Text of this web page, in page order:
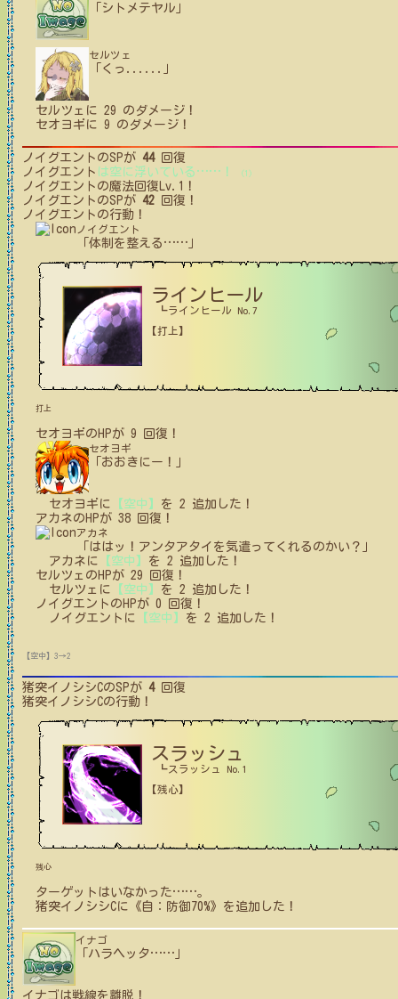
「シトメテヤル」
セルツェ
「くっ......」
セルツェ に 29 のダメージ！
セオヨギ に 9 のダメージ！
ノイグエント のSPが 44回復
ノイグエント は空に浮いている …… ！ (1)
ノイグエント の魔法回復Lv.1！
ノイグエント のSPが 42 回復！
ノイグエント の行動！
ノイグエント
「体制を整える ……
ラインヒール
┗ラインヒール No.7
【打上】
打上
セオヨギの HPが 9 回復！
セオヨギ
「おおきにー！」
セオヨギ に 【空中】 を 2 追加した！
アカネの HPが 38 回復！
アカネ
「ははッ！アンタアタイを気遣ってくれるのかい？」
アカネ に 【空中】 を 2 追加した！
セルツェ の HPが 29 回復！
セルツェ に 【空中】 を 2 追加した！
ノイグエント の HPが 0 回復！
ノイグエント に 【空中】 を 2 追加した！
【空中】3→2
猪突イノシシCのSPが 4回復
猪突イノシシCの行動！
スラッシュ
┗スラッシュ No.1
【残心】
残心
ターゲットはいなかった……。
猪突イノシシCに 《自：防御70%》 を追加した！
イナゴ
「ハラヘッタ……
イナゴは戦線を離脱！